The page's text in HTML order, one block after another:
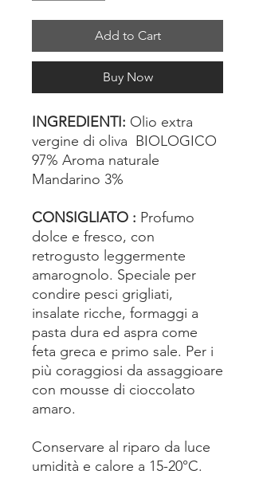
Add to Cart
Buy Now
INGREDIENTI: Olio extra
vergine di oliva BIOLOGICO
97% Aroma naturale
Mandarino 3%
CONSIGLIATO : Profumo
dolce e fresco, con
retrogusto leggermente
amarognolo. Speciale per
condire pesci grigliati,
insalate ricche, formaggi a
pasta dura ed aspra come
feta greca e primo sale. Per i
più coraggiosi da assaggioare
con mousse di cioccolato
amaro.
Conservare al riparo da luce
umidità e calore a 15-20°C.